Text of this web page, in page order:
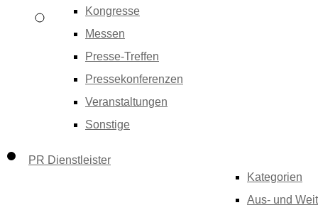
Kongresse
Messen
Presse-Treffen
Pressekonferenzen
Veranstaltungen
Sonstige
PR Dienstleister
Kategorien
Aus- und